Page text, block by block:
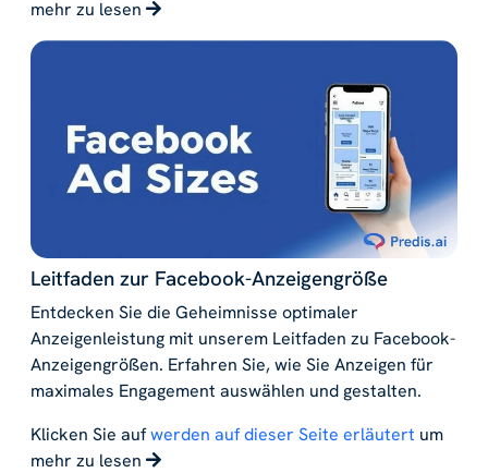
mehr zu lesen
Leitfaden zur Facebook-Anzeigengröße
Entdecken Sie die Geheimnisse optimaler
Anzeigenleistung mit unserem Leitfaden zu Facebook-
Anzeigengrößen. Erfahren Sie, wie Sie Anzeigen für
maximales Engagement auswählen und gestalten.
Klicken Sie aufwerden auf dieser Seite erläutert um
mehr zu lesen